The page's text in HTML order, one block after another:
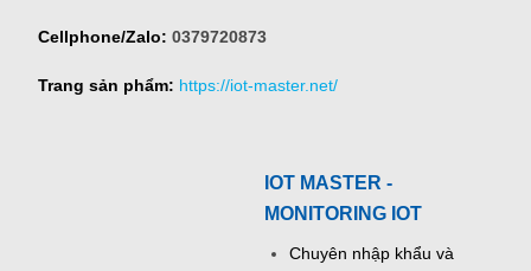
Cellphone/Zalo: 0379720873
Trang sản phẩm: https://iot-master.net/
IOT MASTER -
MONITORING IOT
Chuyên nhập khẩu và